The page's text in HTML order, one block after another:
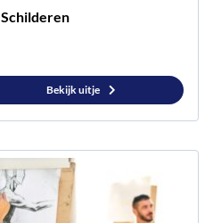
Bekijk uitje